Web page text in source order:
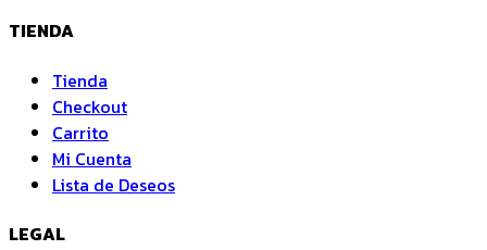
TIENDA
Tienda
Checkout
Carrito
Mi Cuenta
Lista de Deseos
LEGAL